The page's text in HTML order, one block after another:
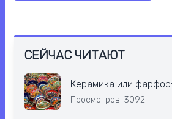
СЕЙЧАС ЧИТАЮТ
Керамика или
Просмотров: 3092